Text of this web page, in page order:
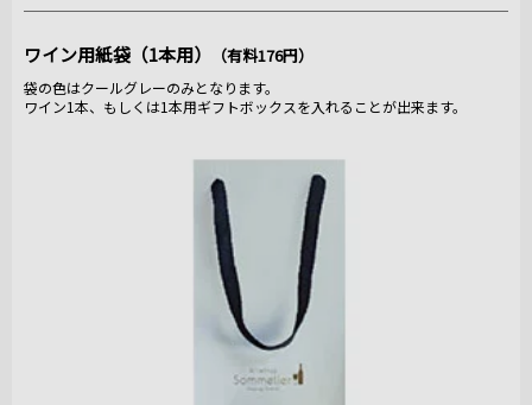
ワイン用紙袋（1本用） （有料176円）
袋の色はクールグレーのみとなります。
ワイン1本、もしくは1本用ギフトボックスを入れることが出来ます。